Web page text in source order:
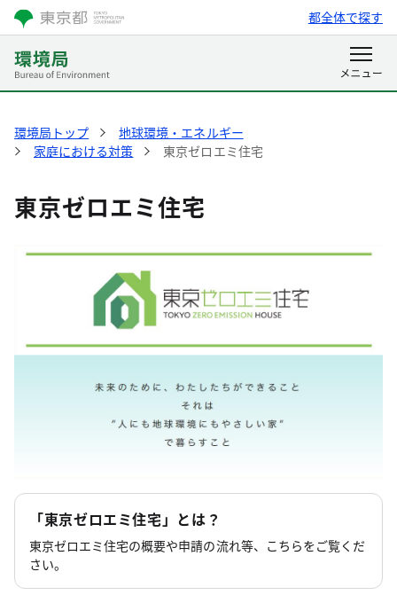
都全体で探す
環境局トップ
地球環境・エネルギー
家庭における対策
東京ゼロエミ住宅
東京ゼロエミ住宅
「東京ゼロエミ住宅」とは？
東京ゼロエミ住宅の概要や申請の流れ等、こちらをご覧くだ
さい。